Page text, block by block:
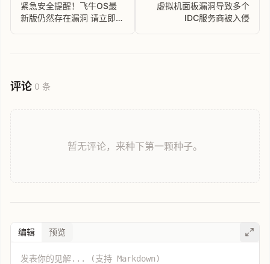
紧急安全提醒！飞牛OS最
新版仍然存在漏洞 请立即断
虚拟机面板漏洞导致多个
IDC服务商被入侵
评论 0 条
暂无评论，来种下第一颗种子。
编辑 预览